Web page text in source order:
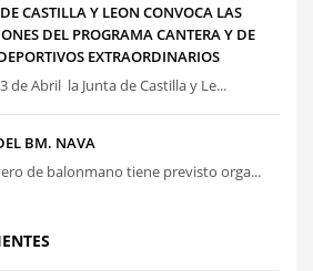
CASTILLA Y LEON CONVOCA LAS
DEL PROGRAMA CANTERA Y DE
EXTRAORDINARIOS
de Abril la Junta de Castilla y Le...
BM. NAVA
de balonmano tiene previsto orga...